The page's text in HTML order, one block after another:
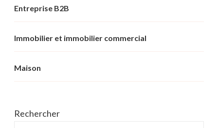
Entreprise B2B
Immobilier et immobilier commercial
Maison
Rechercher